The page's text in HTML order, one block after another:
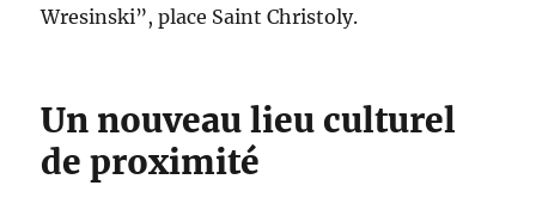
Wresinski”, place Saint Christoly.
Un nouveau lieu culturel
de proximité